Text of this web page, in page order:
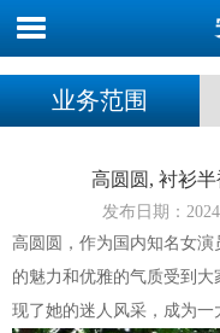
业务范围
高圆圆, 衬衫
发布日期：
高圆圆，作为国内知名女
的魅力和优雅的气质受到
现了她的迷人风采，成为一